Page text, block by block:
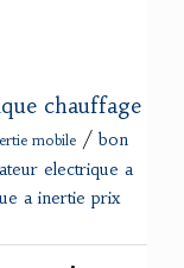
chauffage
mobile / bon
electrique a
a inertie prix